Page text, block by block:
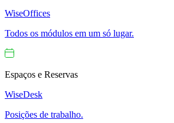
WiseOffices
Todos os módulos em um só lugar.
Espaços e Reservas
WiseDesk
Posições de trabalho.